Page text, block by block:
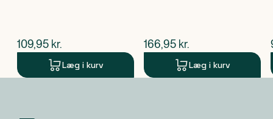
$nuværende pris
109,95 kr.
Læg i kurv
$nuværende pris
166,95 kr.
Læg i kurv